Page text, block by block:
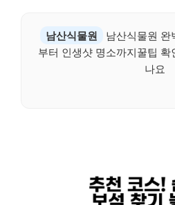
남산식물원
남산식물원 완
부터 인생샷 명소까지꿀팁 확
나요